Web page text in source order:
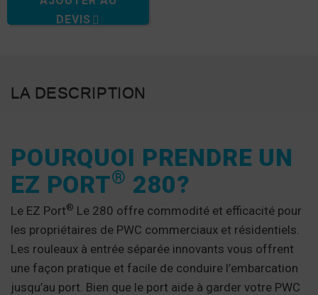
DEVIS
LA DESCRIPTION
POURQUOI PRENDRE UN
EZ PORT® 280?
Le EZ Port® Le 280 offre commodité et efficacité pour
les propriétaires de PWC commerciaux et résidentiels.
Les rouleaux à entrée séparée innovants vous offrent
une façon pratique et facile de conduire l’embarcation
jusqu’au port. Bien que le port aide à garder votre PWC